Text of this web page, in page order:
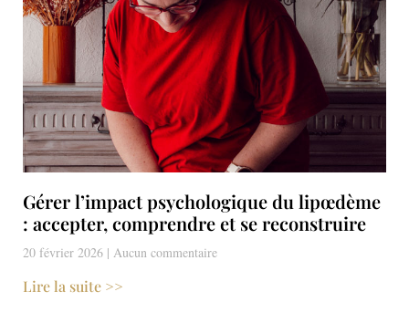
Gérer l’impact psychologique du lipœdème
: accepter, comprendre et se reconstruire
20 février 2026 Aucun commentaire
Lire la suite >>